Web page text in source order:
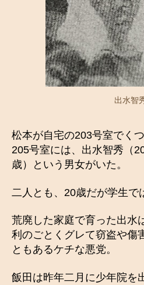
出水智
松本が自宅の203号室でく
205号室には、出水智秀（
歳）という男女がいた。
二人とも、20歳だが学生で
荒廃した家庭で育った出水
利のごとくグレて窃盗や傷
ともあるケチな悪党。
飯田は昨年二月に少年院を